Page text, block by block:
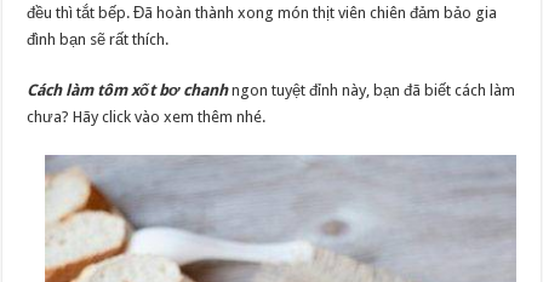
đều thì tắt bếp. Đã hoàn thành xong món thịt viên chiên đảm bảo gia
đình bạn sẽ rất thích.
Cách làm tôm xốt bơ chanhngon tuyệt đỉnh này, bạn đã biết cách làm
chưa? Hãy click vào xem thêm nhé.